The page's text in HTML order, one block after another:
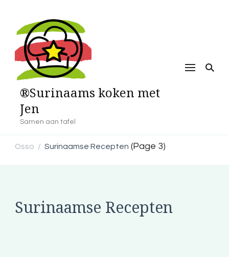
®Surinaams koken met
Jen
Samen aan tafel
Osso / Surinaamse Recepten (Page 3)
Surinaamse Recepten